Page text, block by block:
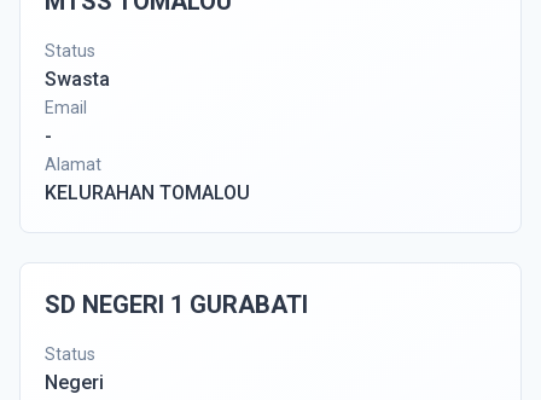
Status
Swasta
Email
-
Alamat
KELURAHAN TOMALOU
SD NEGERI 1 GURABATI
Status
Negeri